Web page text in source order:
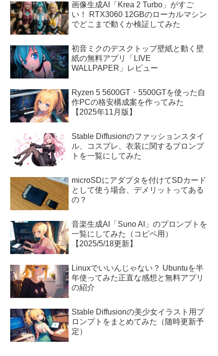
画像生成AI「Krea 2 Turbo」がすご
い！ RTX3060 12GBのローカルマシン
でどこまで動くか検証してみた
初音ミクのデスクトップ壁紙と動く壁
紙の無料アプリ「LIVE
WALLPAPER」レビュー
Ryzen 5 5600GT・5500GTを使った自
作PCの格安構成案を作ってみた
【2025年11月版】
Stable Diffusionのファッションスタイ
ル、コスプレ、衣装に関するプロンプ
トを一覧にしてみた
microSDにアダプタを付けてSDカード
として使う場合、デメリットってある
の？
音楽生成AI「Suno AI」のプロンプトを
一覧にしてみた（コピペ用）
【2025/5/18更新】
Linuxでいいんじゃない？ Ubuntuを半
年使ってみた正直な感想と無料アプリ
の紹介
Stable Diffusionの美少女イラスト用プ
ロンプトをまとめてみた（随時更新予
定）